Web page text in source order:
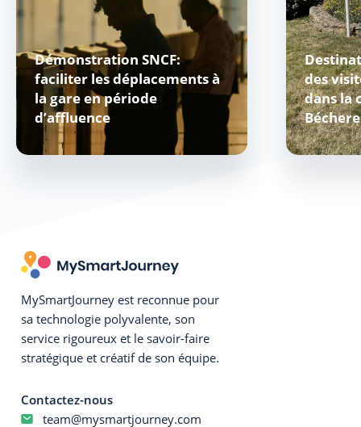
Démonstration SNCF:
faciliter les déplacements à
la gare en période
d’affluence
des
dans la
MySmartJourney est reconnue pour
sa technologie polyvalente, son
service rigoureux et le savoir-faire
stratégique et créatif de son équipe.
Contactez-nous
team@mysmartjourney.com